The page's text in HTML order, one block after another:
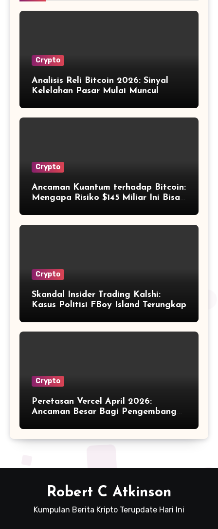
Crypto
Analisis Reli Bitcoin 2026: Sinyal
Kelelahan Pasar Mulai Muncul
Crypto
Ancaman Kuantum terhadap Bitcoin:
Mengapa Risiko $145 Miliar Ini Bisa
Crypto
Skandal Insider Trading Kalshi:
Kasus Politisi FBoy Island Terungkap
Crypto
Peretasan Vercel April 2026:
Ancaman Besar Bagi Pengembang
Robert C Atkinson
Kumpulan Berita Kripto Terupdate Hari Ini